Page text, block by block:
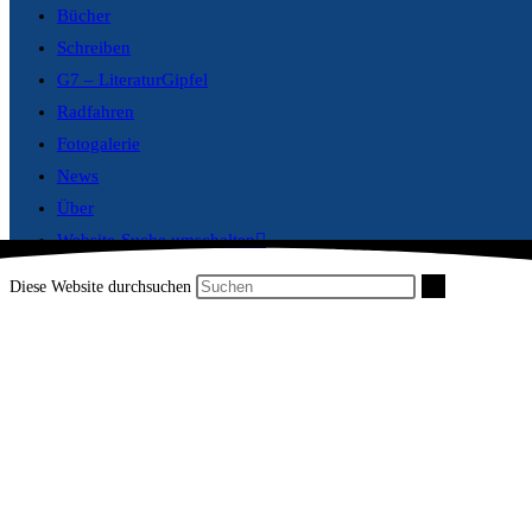
Bücher
Schreiben
G7 – LiteraturGipfel
Radfahren
Fotogalerie
News
Über
Website-Suche umschalten
Diese Website durchsuchen